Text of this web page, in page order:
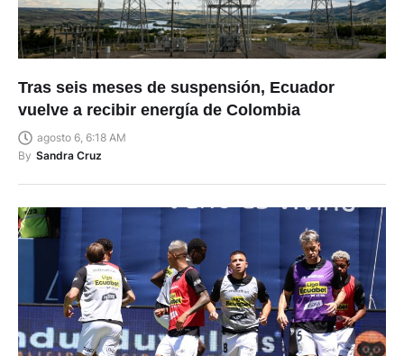
Tras seis meses de suspensión, Ecuador
vuelve a recibir energía de Colombia
agosto 6, 6:18 AM
By Sandra Cruz